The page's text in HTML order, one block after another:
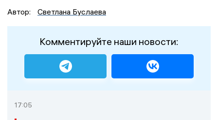
Автор:
Светлана Буслаева
Комментируйте наши новости:
17:05